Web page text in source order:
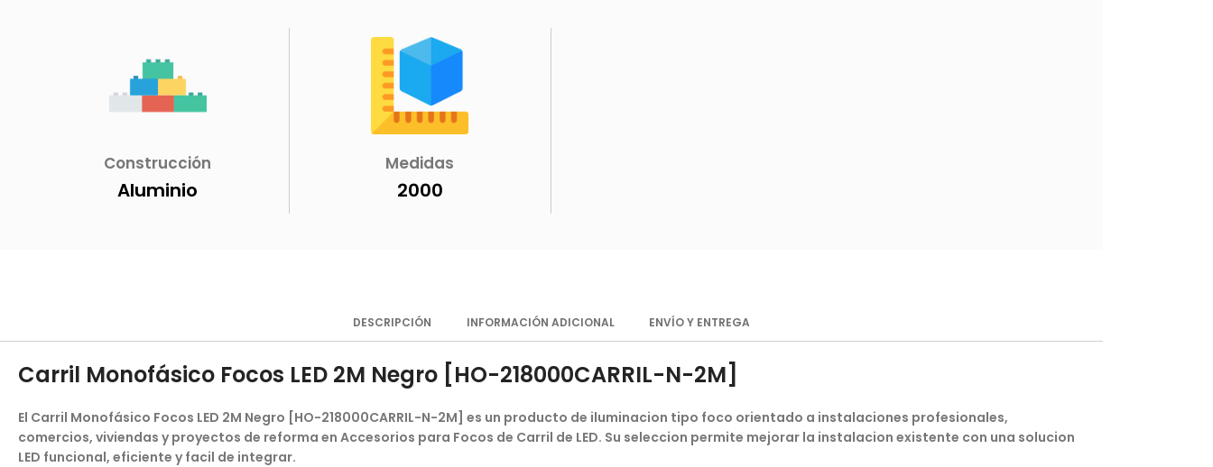
Construcción
Aluminio
Medidas
2000
DESCRIPCIÓN INFORMACIÓN ADICIONAL ENVÍO Y ENTREGA
Carril Monofásico Focos LED 2M Negro [HO-218000CARRIL-N-2M]
El Carril Monofásico Focos LED 2M Negro [HO-218000CARRIL-N-2M] es un producto de iluminacion tipo foco orientado a instalaciones profesionales,
comercios, viviendas y proyectos de reforma en Accesorios para Focos de Carril de LED. Su seleccion permite mejorar la instalacion existente con una solucion
LED funcional, eficiente y facil de integrar.